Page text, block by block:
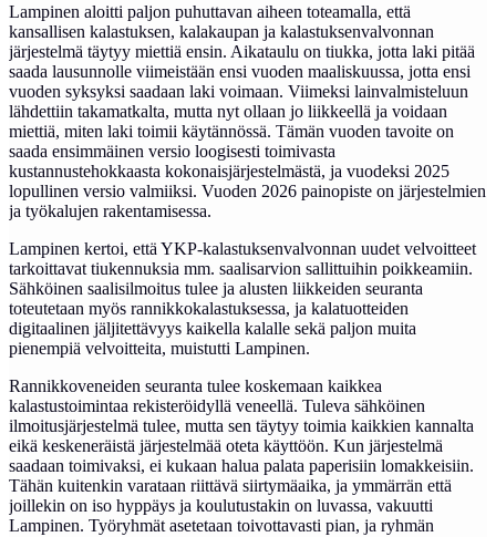
Lampinen aloitti paljon puhuttavan aiheen toteamalla, että
kansallisen kalastuksen, kalakaupan ja kalastuksenvalvonnan
järjestelmä täytyy miettiä ensin. Aikataulu on tiukka, jotta laki pitää
saada lausunnolle viimeistään ensi vuoden maaliskuussa, jotta ensi
vuoden syksyksi saadaan laki voimaan. Viimeksi lainvalmisteluun
lähdettiin takamatkalta, mutta nyt ollaan jo liikkeellä ja voidaan
miettiä, miten laki toimii käytännössä. Tämän vuoden tavoite on
saada ensimmäinen versio loogisesti toimivasta
kustannustehokkaasta kokonaisjärjestelmästä, ja vuodeksi 2025
lopullinen versio valmiiksi. Vuoden 2026 painopiste on järjestelmien
ja työkalujen rakentamisessa.
Lampinen kertoi, että YKP-kalastuksenvalvonnan uudet velvoitteet
tarkoittavat tiukennuksia mm. saalisarvion sallittuihin poikkeamiin.
Sähköinen saalisilmoitus tulee ja alusten liikkeiden seuranta
toteutetaan myös rannikkokalastuksessa, ja kalatuotteiden
digitaalinen jäljitettävyys kaikella kalalle sekä paljon muita
pienempiä velvoitteita, muistutti Lampinen.
Rannikkoveneiden seuranta tulee koskemaan kaikkea
kalastustoimintaa rekisteröidyllä veneellä. Tuleva sähköinen
ilmoitusjärjestelmä tulee, mutta sen täytyy toimia kaikkien kannalta
eikä keskeneräistä järjestelmää oteta käyttöön. Kun järjestelmä
saadaan toimivaksi, ei kukaan halua palata paperisiin lomakkeisiin.
Tähän kuitenkin varataan riittävä siirtymäaika, ja ymmärrän että
joillekin on iso hyppäys ja koulutustakin on luvassa, vakuutti
Lampinen. Työryhmät asetetaan toivottavasti pian, ja ryhmän